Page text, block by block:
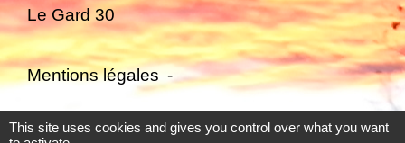
Le Gard 30
Mentions légales -
Politique de confidentialité - Accessibilité -
This site uses cookies and gives you control over what you want